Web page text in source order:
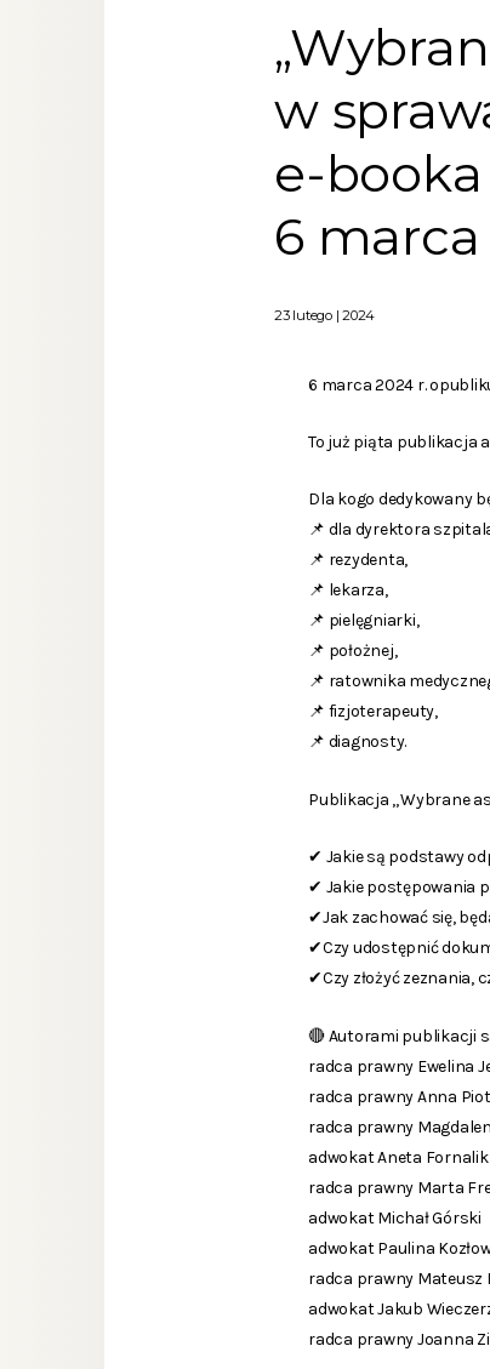
w
e-
6 marca
23 lutego | 2024
6 marca 2024 r.
To już piąta publikacja
Dla kogo dedykowany
📌 dla dyrektora
📌 rezydenta,
📌 lekarza,
📌 pielęgniarki,
📌 położnej,
📌 ratownika
📌 fizjoterapeuty,
📌 diagnosty.
Publikacja „Wybrane
✔ Jakie są podstawy
✔ Jakie postępowania
✔Jak zachować się,
✔Czy udostępnić
✔Czy złożyć zeznania,
🔴 Autorami publikacji
radca prawny Ewelina
radca prawny Anna
radca prawny
adwokat Aneta Fornalik
radca prawny Marta
adwokat Michał Górski
adwokat Paulina
radca prawny Mateusz
adwokat Jakub
radca prawny Joanna